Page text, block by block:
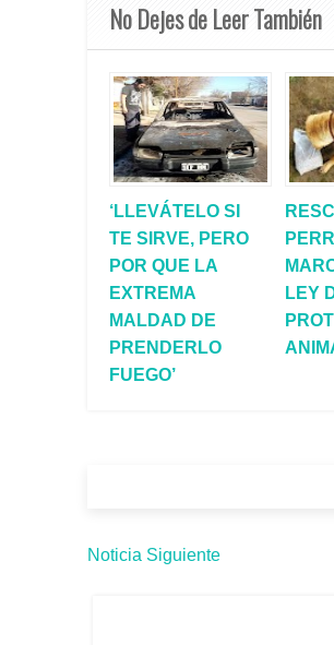
No Dejes de Leer También
‘LLEVÁTELO SI
TE SIRVE, PERO
POR QUE LA
EXTREMA
MALDAD DE
PRENDERLO
FUEGO’
LEY
Noticia Siguiente